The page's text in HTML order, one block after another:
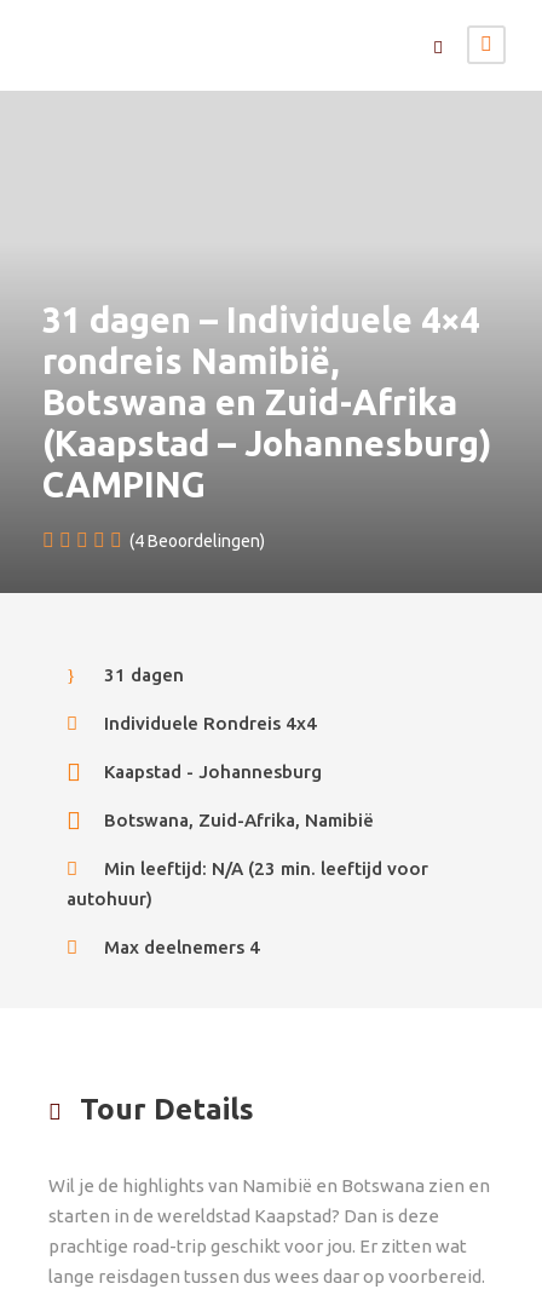
31 dagen – Individuele 4×4
rondreis Namibië,
Botswana en Zuid-Afrika
(Kaapstad – Johannesburg)
CAMPING
(4 Beoordelingen)
31 dagen
Individuele Rondreis 4x4
Kaapstad - Johannesburg
Botswana, Zuid-Afrika, Namibië
Min leeftijd: N/A (23 min. leeftijd voor
autohuur)
Max deelnemers 4
Tour Details
Wil je de highlights van Namibië en Botswana zien en
starten in de wereldstad Kaapstad? Dan is deze
prachtige road-trip geschikt voor jou. Er zitten wat
lange reisdagen tussen dus wees daar op voorbereid.